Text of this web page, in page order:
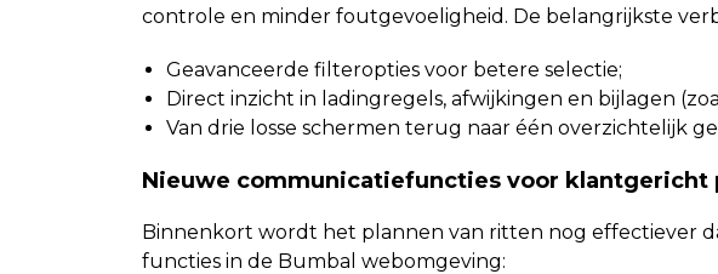
controle en minder foutgevoeligheid. De belangrijkste
Geavanceerde filteropties voor betere selectie;
Direct inzicht in ladingregels, afwijkingen en bijlagen
Van drie losse schermen terug naar één overzichtelijk
Nieuwe communicatiefuncties voor klantgericht
Binnenkort wordt het plannen van ritten nog effectiever
functies in de Bumbal webomgeving: